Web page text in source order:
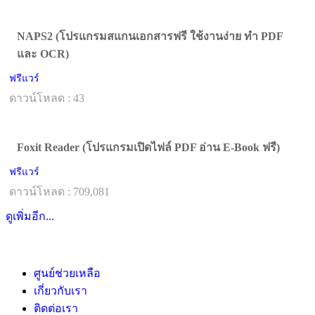
NAPS2 (โปรแกรมสแกนเอกสารฟรี ใช้งานง่าย ทำ PDF
และ OCR)
ฟรีแวร์
ดาวน์โหลด : 43
Foxit Reader (โปรแกรมเปิดไฟล์ PDF อ่าน E-Book ฟรี)
ฟรีแวร์
ดาวน์โหลด : 709,081
ดูเพิ่มอีก...
ศูนย์ช่วยเหลือ
เกี่ยวกับเรา
ติดต่อเรา